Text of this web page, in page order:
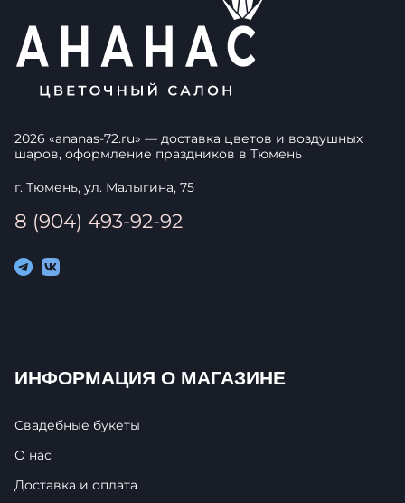
2026 «ananas-72.ru» — доставка цветов и воздушных
шаров, оформление праздников в Тюмень
г. Тюмень, ул. Малыгина, 75
8 (904) 493-92-92
ИНФОРМАЦИЯ О МАГАЗИНЕ
Свадебные букеты
О нас
Доставка и оплата